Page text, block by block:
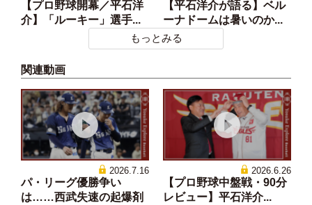
【プロ野球開幕／平石洋
介】「ルーキー」選手...
【平石洋介が語る】ベル
ーナドームは暑いのか...
もっとみる
関連動画
2026.7.16
パ・リーグ優勝争い
は……西武失速の起爆剤
2026.6.26
【プロ野球中盤戦・90分
レビュー】平石洋介...